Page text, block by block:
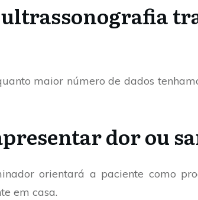
maior número de dados
dor ou
orientará a paciente como
em casa.